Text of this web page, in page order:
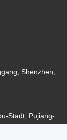
Shenzhen,
Stadt, Pujiang-